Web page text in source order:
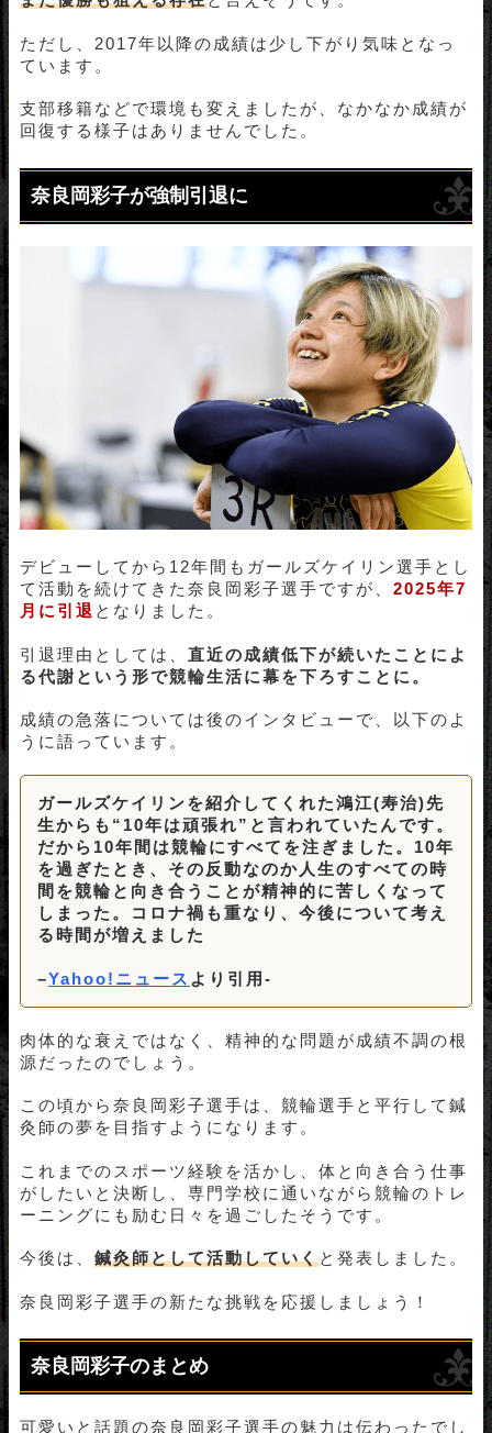
ただし、2017年以降の成績は少し下がり気味となっ
ています。
支部移籍などで環境も変えましたが、なかなか成績が
回復する様子はありませんでした。
奈良岡彩子が強制引退に
デビューしてから12年間もガールズケイリン選手とし
て活動を続けてきた奈良岡彩子選手ですが、 2025年7
月に引退 となりました。
引退理由としては、 直近の成績低下が続いたことによ
る代謝という形で競輪生活に幕を下ろすことに。
成績の急落については後のインタビューで、以下のよ
うに語っています。
ガールズケイリンを紹介してくれた鴻江(寿治)先
生からも“10年は頑張れ”と言われていたんです。
だから10年間は競輪にすべてを注ぎました。10年
を過ぎたとき、その反動なのか人生のすべての時
間を競輪と向き合うことが精神的に苦しくなって
しまった。コロナ禍も重なり、今後について考え
る時間が増えました
–Yahoo!ニュース より引用-
肉体的な衰えではなく、精神的な問題が成績不調の根
源だったのでしょう。
この頃から奈良岡彩子選手は、競輪選手と平行して鍼
灸師の夢を目指すようになります。
これまでのスポーツ経験を活かし、体と向き合う仕事
がしたいと決断し、専門学校に通いながら競輪のトレ
ーニングにも励む日々を過ごしたそうです。
今後は、 鍼灸師として活動していくと発表しました。
奈良岡彩子選手の新たな挑戦を応援しましょう！
奈良岡彩子のまとめ
可愛いと話題の奈良岡彩子選手の魅力は伝わったでし